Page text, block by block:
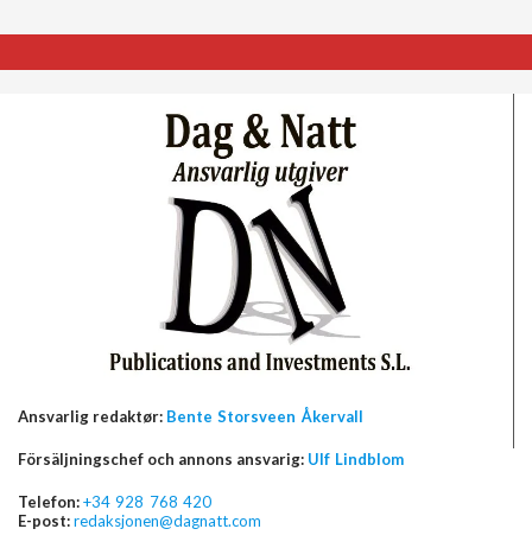
Ansvarlig redaktør: Bente Storsveen Åkervall
Försäljningschef och annons ansvarig: Ulf Lindblom
Telefon:+34 928 768 420
E-post:redaksjonen@dagnatt.com